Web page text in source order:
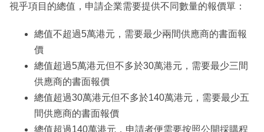
視乎項目的總值，申請企業需要提供不同數量的報價單：
總值不超過5萬港元，需要最少兩間供應商的書面報
價
總值超過5萬港元但不多於30萬港元，需要最少三間
供應商的書面報價
總值超過30萬港元但不多於140萬港元，需要最少五
間供應商的書面報價
總值超過140萬港元，申請者便需要按照公開採購程